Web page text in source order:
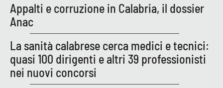
LOCALI
Catanzaro
Crotone
Appalti e corruzione in Calabria, il dossier
Anac
La sanità calabrese cerca medici e tecnici:
quasi 100 dirigenti e altri 39 professionisti
nei nuovi concorsi